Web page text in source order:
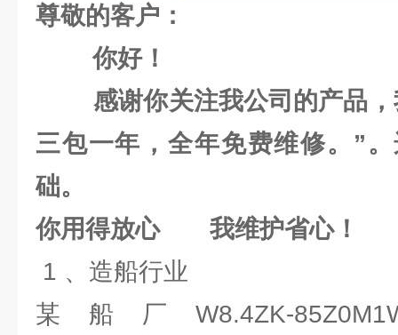
尊敬的客户：
你好！
感谢你关注我公司的产品，
三包一年，全年免费维修。”
础。
你用得放心 我维护省心！
1 、造船行业
某船厂W8.4ZK-